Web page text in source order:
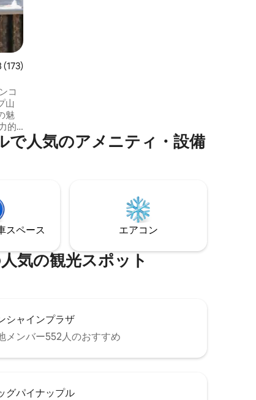
173件、5つ星中4.98つ星の平均評価
(173)
コ
山
魅
的
だ
車で人⁠気⁠のア⁠メ⁠ニ⁠テ⁠ィ⁠・⁠設⁠備
ス⁠ペ⁠ー⁠ス エアコン
気⁠の観⁠光⁠ス⁠ポ⁠ッ⁠ト
シャインプラザ
メンバー552人のおすすめ
グパイナップル